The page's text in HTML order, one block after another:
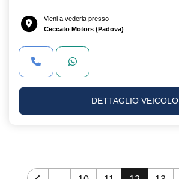
Vieni a vederla presso
Ceccato Motors (Padova)
DETTAGLIO VEICOLO